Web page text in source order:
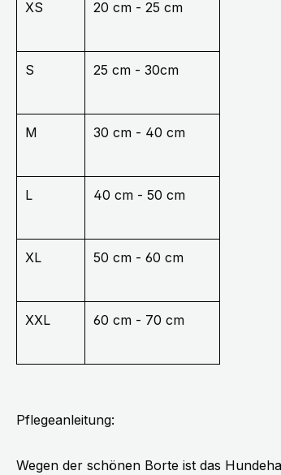
XS 20 cm - 25 cm
S 25 cm - 30cm
M 30 cm - 40 cm
L 40 cm - 50 cm
XL 50 cm - 60 cm
XXL 60 cm - 70 cm
Pflegeanleitung:
Wegen der schönen Borte ist das